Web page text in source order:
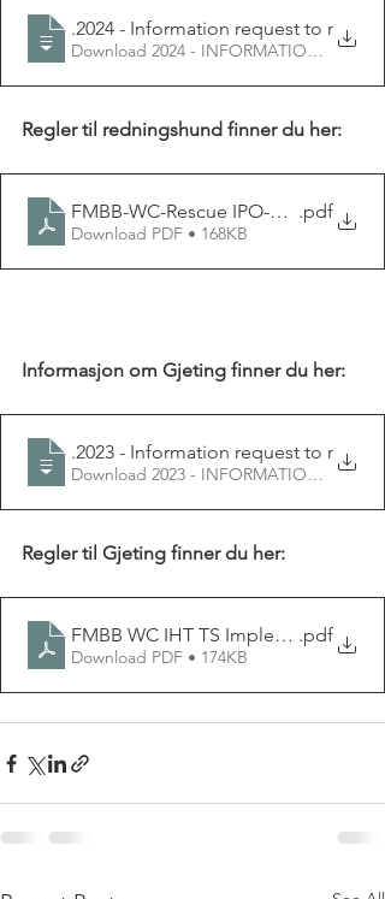
04.01
.2024 - Information request to
Download 2024 - INFORMATION
Regler til redningshund finner du her:
FMBB-WC-Rescue IPO-RH.pdf
Download PDF • 168KB
Informasjon om Gjeting finner du her:
30.12
.2023 - Information request to
Regler til Gjeting finner du her:
FMBB WC IHT TS Implementation
.pdf
Download PDF • 174KB